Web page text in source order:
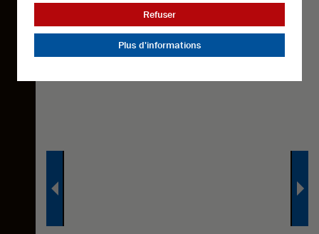
Refuser
Plus d'informations